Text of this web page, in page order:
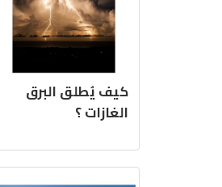
كيف يُطلق البرق
الغازات ؟